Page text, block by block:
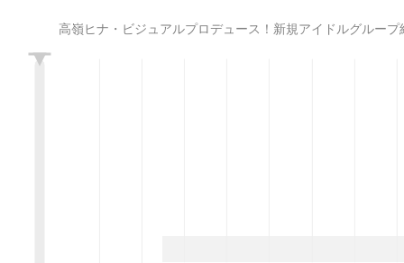
高嶺ヒナ・ビジュアルプロデュース！新規アイドルグループ